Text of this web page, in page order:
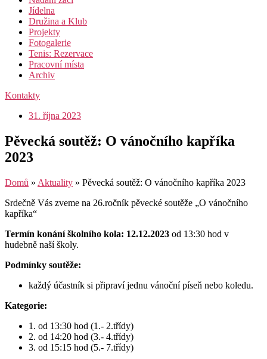
Jídelna
Družina a Klub
Projekty
Fotogalerie
Tenis: Rezervace
Pracovní místa
Archiv
Kontakty
31. října 2023
Pěvecká soutěž: O vánočního kapříka
2023
Domů » Aktuality » Pěvecká soutěž: O vánočního kapříka 2023
Srdečně Vás zveme na 26.ročník pěvecké soutěže „O vánočního
kapříka“
Termín konání školního kola: 12.12.2023 od 13:30 hod v
hudebně naší školy.
Podmínky soutěže:
každý účastník si připraví jednu vánoční píseň nebo koledu.
Kategorie:
1. od 13:30 hod (1.- 2.třídy)
2. od 14:20 hod (3.- 4.třídy)
3. od 15:15 hod (5.- 7.třídy)